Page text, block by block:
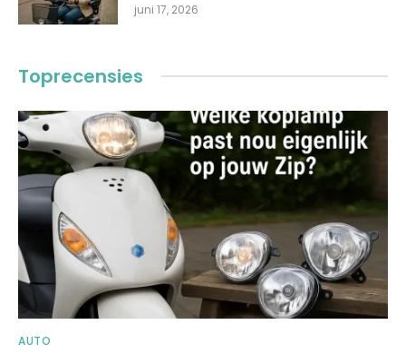
juni 17, 2026
Toprecensies
AUTO